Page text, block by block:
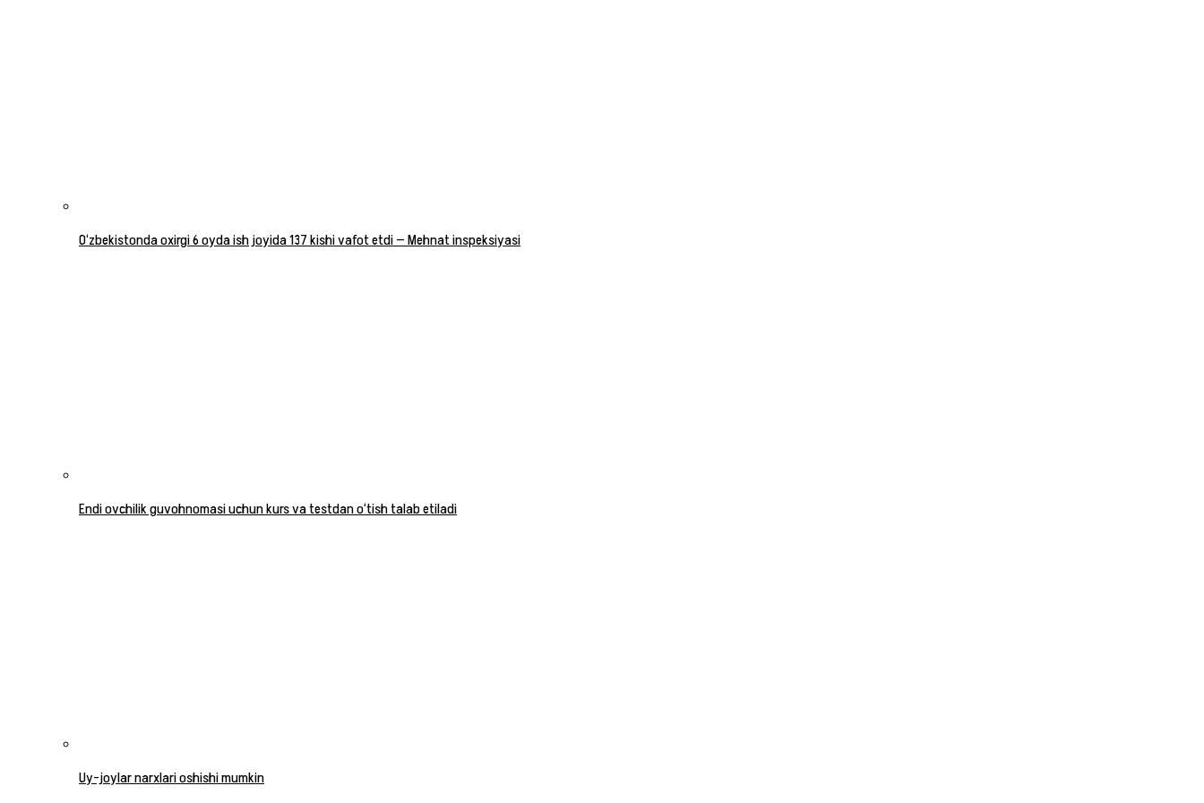
O‘zbekistonda oxirgi 6 oyda ish joyida 137 kishi vafot etdi — Mehnat inspeksiyasi
Endi ovchilik guvohnomasi uchun kurs va testdan o‘tish talab etiladi
Uy-joylar narxlari oshishi mumkin